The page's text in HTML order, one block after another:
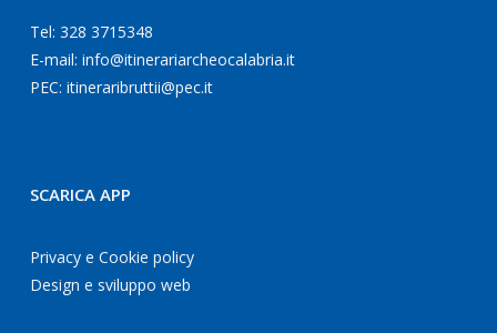
Tel: 328 3715348
E-mail: info@itinerariarcheocalabria.it
PEC: itineraribruttii@pec.it
SCARICA APP
Privacy e Cookie policy
Design e sviluppo web